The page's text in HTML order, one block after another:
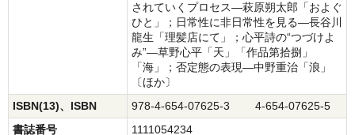
されていくプロセス―萩原朔太郎「およぐ
ひと」；日常性に非日常性を見る―長谷川
龍生「理髪店にて」；心平詩の“つづけよ
み”―草野心平「天」「作品第拾捌」
「海」；否定態の表現―中野重治「浪」
〔ほか〕
ISBN(13)、ISBN
978-4-654-07625-3 4-654-07625-5
書誌番号
1111054234